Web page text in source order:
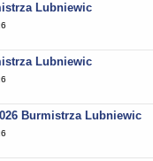
raty
dofinansowane z JST
lokali mieszkalnych
Lubniewic
Lubniewic
Burmistrza Lubniewic